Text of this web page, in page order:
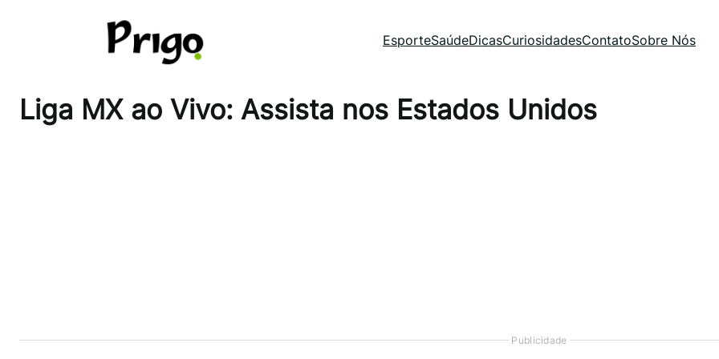
EsporteSaúdeDicasCuriosidadesContatoSobre Nós
Liga MX ao Vivo: Assista nos Estados Unidos
Publicidade